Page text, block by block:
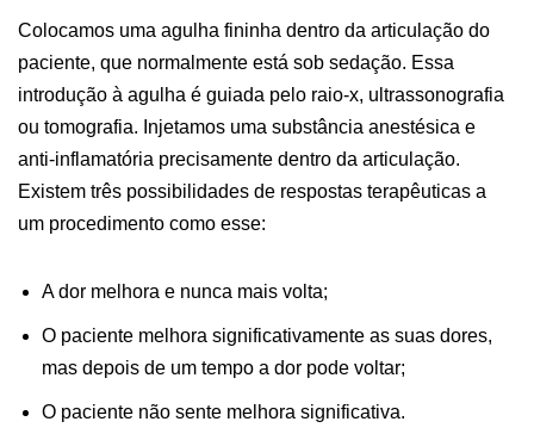
Colocamos uma agulha fininha dentro da articulação do
paciente, que normalmente está sob sedação. Essa
introdução à agulha é guiada pelo raio-x, ultrassonografia
ou tomografia. Injetamos uma substância anestésica e
anti-inflamatória precisamente dentro da articulação.
Existem três possibilidades de respostas terapêuticas a
um procedimento como esse:
A dor melhora e nunca mais volta;
O paciente melhora significativamente as suas dores,
mas depois de um tempo a dor pode voltar;
O paciente não sente melhora significativa.